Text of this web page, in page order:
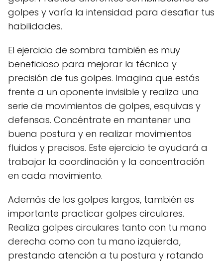
golpes y varía la intensidad para desafiar tus
habilidades.
El ejercicio de sombra también es muy
beneficioso para mejorar la técnica y
precisión de tus golpes. Imagina que estás
frente a un oponente invisible y realiza una
serie de movimientos de golpes, esquivas y
defensas. Concéntrate en mantener una
buena postura y en realizar movimientos
fluidos y precisos. Este ejercicio te ayudará a
trabajar la coordinación y la concentración
en cada movimiento.
Además de los golpes largos, también es
importante practicar golpes circulares.
Realiza golpes circulares tanto con tu mano
derecha como con tu mano izquierda,
prestando atención a tu postura y rotando